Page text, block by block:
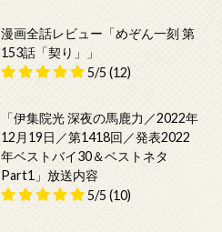
漫画全話レビュー「めぞん一刻 第
153話「契り」」
5/5 (12)
「伊集院光 深夜の馬鹿力／2022年
12月19日／第1418回／発表2022
年ベストバイ30＆ベストネタ
Part1」放送内容
5/5 (10)